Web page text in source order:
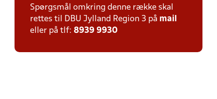
Spørgsmål omkring denne række skal
rettes til DBU Jylland Region 3 på mail
eller på tlf: 8939 9930